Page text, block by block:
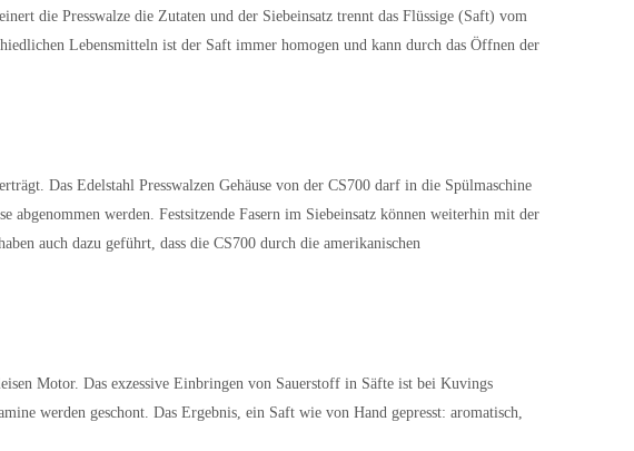
die Presswalze die Zutaten und der Siebeinsatz trennt das Flüssige (Saft) vom
Lebensmitteln ist der Saft immer homogen und kann durch das Öffnen der
Das Edelstahl Presswalzen Gehäuse von der CS700 darf in die Spülmaschine
werden. Festsitzende Fasern im Siebeinsatz können weiterhin mit der
auch dazu geführt, dass die CS700 durch die amerikanischen
Motor. Das exzessive Einbringen von Sauerstoff in Säfte ist bei Kuvings
werden geschont. Das Ergebnis, ein Saft wie von Hand gepresst: aromatisch,